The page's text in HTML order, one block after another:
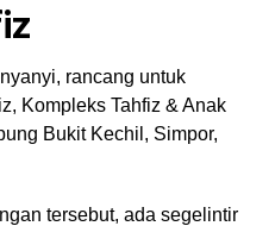
rancang untuk
Kompleks Tahfiz & Anak
Bukit Kechil, Simpor,
tersebut, ada segelintir